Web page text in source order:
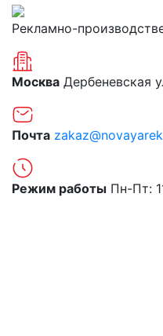
Рекламно-
Москва Дербеневская
Почта
Режим работы Пн-Пт: